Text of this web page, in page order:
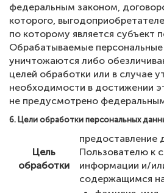
федеральным законом,
которого,
по которому является субъект
Обрабатываемые
уничтожаются либо
целей обработки или в случае
необходимости в достижении
не предусмотрено
6. Цели обработки персональных
Цель
обработки
предоставление
Пользователю к
информации и/
содержащимся